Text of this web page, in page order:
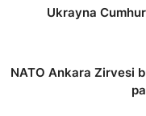
Ukrayna
NATO Ankara Zirvesi